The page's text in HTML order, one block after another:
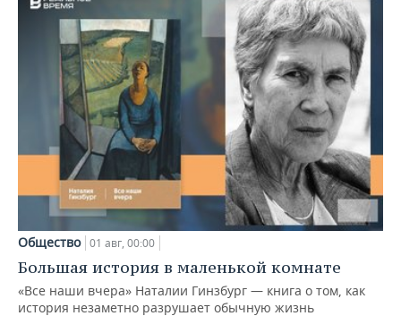
Общество 01 авг, 00:00
Большая история в маленькой комнате
«Все наши вчера» Наталии Гинзбург — книга о том, как
история незаметно разрушает обычную жизнь